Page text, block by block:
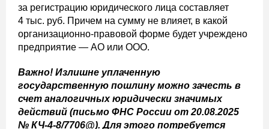
за регистрацию юридического лица составляет
4 тыс. руб. Причем на сумму не влияет, в какой
организационно-правовой форме будет учреждено
предприятие — АО или ООО.
Важно! Излишне уплаченную
государственную пошлину можно зачесть в
счет аналогичных юридически значимых
действий (письмо ФНС России от 20.08.2025
№ КЧ-4-8/7706@). Для этого потребуется